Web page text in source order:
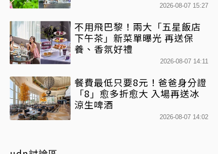
2026-08-07 15:27
不用飛巴黎！兩大「五星飯店
下午茶」新菜單曝光 再送保
養、香氛好禮
2026-08-07 14:11
餐費最低只要8元！爸爸身分證
「8」愈多折愈大 入場再送冰
涼生啤酒
2026-08-07 14:02